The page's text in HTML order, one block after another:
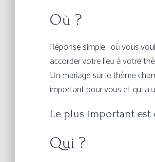
Où ?
Réponse simple : où vous
accorder votre lieu à votre
Un mariage sur le thème
important pour vous et qui a
Le plus important est
Qui ?